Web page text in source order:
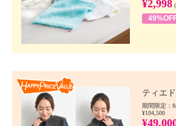
¥2,998
ティエ
期間限定：
¥104,500